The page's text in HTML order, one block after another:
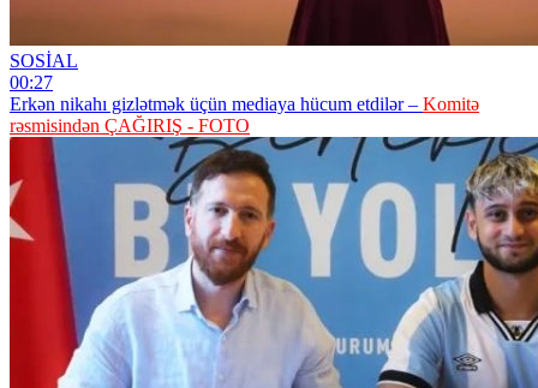
SOSİAL
00:27
Erkən nikahı gizlətmək üçün mediaya hücum etdilər – Komitə
rəsmisindən ÇAĞIRIŞ - FOTO